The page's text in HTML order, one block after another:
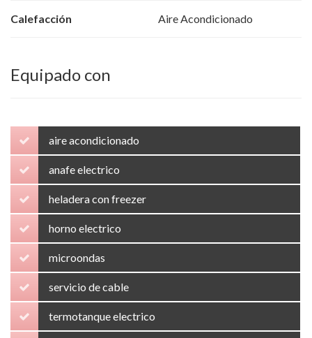
Calefacción Aire Acondicionado
Equipado con
aire acondicionado
anafe electrico
heladera con freezer
horno electrico
microondas
servicio de cable
termotanque electrico